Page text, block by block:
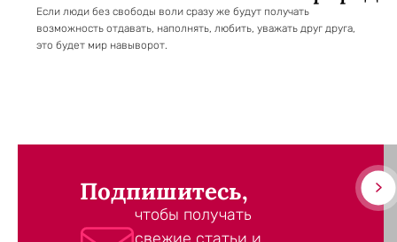
Если люди без свободы воли сразу же будут получать
возможность отдавать, наполнять, любить, уважать друг друга,
это будет мир навыворот.
Подпишитесь,
чтобы получать